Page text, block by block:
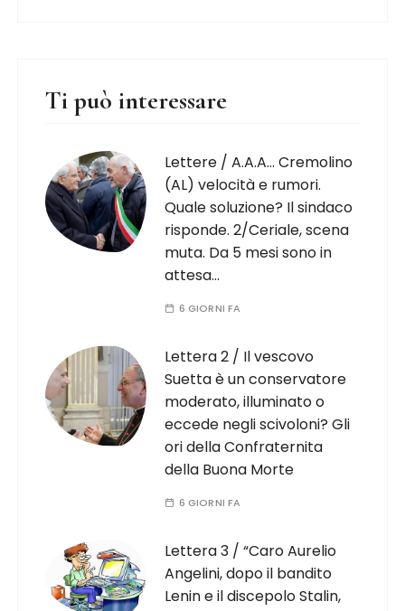
Ti può interessare
Lettere / A.A.A… Cremolino
(AL) velocità e rumori.
Quale soluzione? Il sindaco
risponde. 2/Ceriale, scena
muta. Da 5 mesi sono in
attesa…
6 GIORNI FA
Lettera 2 / Il vescovo
Suetta è un conservatore
moderato, illuminato o
eccede negli scivoloni? Gli
ori della Confraternita
della Buona Morte
6 GIORNI FA
Lettera 3 / “Caro Aurelio
Angelini, dopo il bandito
Lenin e il discepolo Stalin,